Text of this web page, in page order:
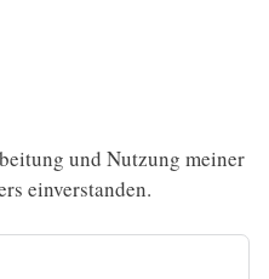
und Nutzung meiner
einverstanden.